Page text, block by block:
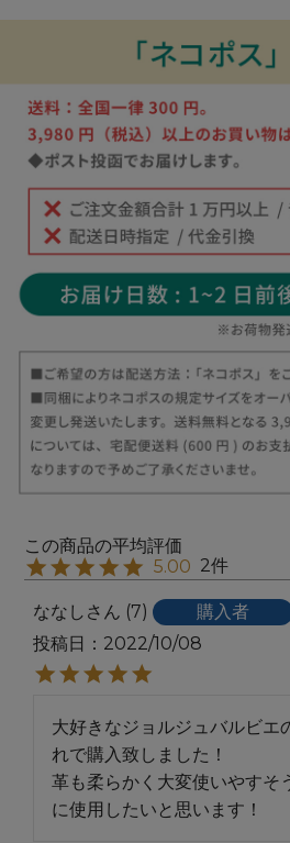
5.00 2
ななし 7 購入者
投稿日
2022/10/08
大好きなジョルジュバルビエ
れで購入致しました！
革も柔らかく大変使いやすそ
に使用したいと思います！